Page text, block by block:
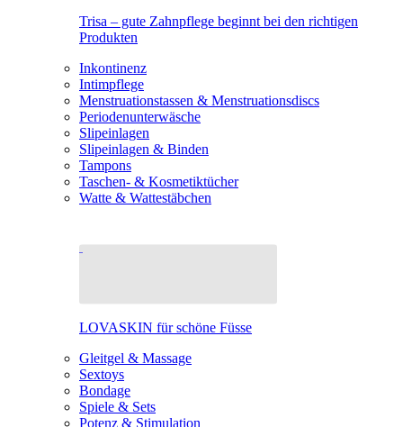
Trisa – gute Zahnpflege beginnt bei den richtigen
Produkten
Inkontinenz
Intimpflege
Menstruationstassen & Menstruationsdiscs
Periodenunterwäsche
Slipeinlagen
Slipeinlagen & Binden
Tampons
Taschen- & Kosmetiktücher
Watte & Wattestäbchen
LOVASKIN für schöne Füsse
Gleitgel & Massage
Sextoys
Bondage
Spiele & Sets
Potenz & Stimulation